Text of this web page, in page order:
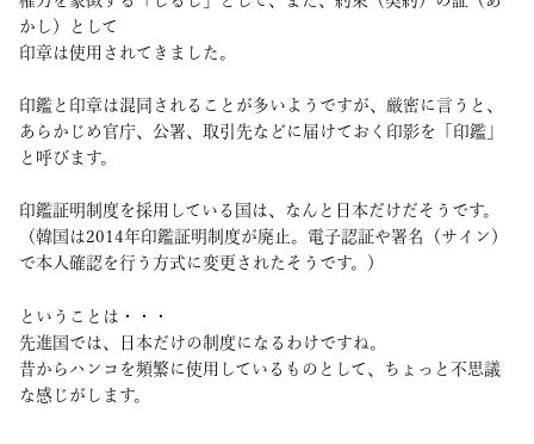
かし）として
印章は使用されてきました。
印鑑と印章は混同されることが多いようですが、厳密に言うと、
あらかじめ官庁、公署、取引先などに届けておく印影を「印鑑」
と呼びます。
印鑑証明制度を採用している国は、なんと日本だけだそうです。
（韓国は2014年印鑑証明制度が廃止。電子認証や署名（サイン）
で本人確認を行う方式に変更されたそうです。）
ということは・・・
先進国では、日本だけの制度になるわけですね。
昔からハンコを頻繁に使用しているものとして、ちょっと不思議
な感じがします。